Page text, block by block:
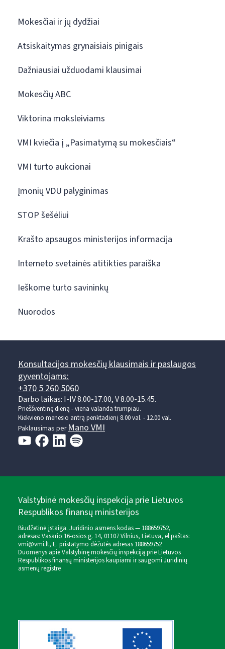
Mokesčiai ir jų dydžiai
Atsiskaitymas grynaisiais pinigais
Dažniausiai užduodami klausimai
Mokesčių ABC
Viktorina moksleiviams
VMI kviečia į „Pasimatymą su mokesčiais“
VMI turto aukcionai
Įmonių VDU palyginimas
STOP šešėliui
Krašto apsaugos ministerijos informacija
Interneto svetainės atitikties paraiška
Ieškome turto savininkų
Nuorodos
Konsultacijos mokesčių klausimais ir paslaugos
gyventojams:
+370 5 260 5060
Darbo laikas: I-IV 8.00-17.00, V 8.00-15.45.
Prieššventinę dieną - viena valanda trumpiau.
Kiekvieno mėnesio antrą penktadienį 8.00 val. - 12.00 val.
Paklausimas perMano VMI
Valstybinė mokesčių inspekcija prie Lietuvos
Respublikos finansų ministerijos
Biudžetinė įstaiga. Juridinio asmens kodas — 188659752,
adresas: Vasario 16-osios g. 14, 01107 Vilnius, Lietuva, el.paštas:
vmi@vmi.lt, E. pristatymo dėžutės adresas 188659752
Duomenys apie Valstybinę mokesčių inspekciją prie Lietuvos
Respublikos finansų ministerijos kaupiami ir saugomi Juridinių
asmenų registre